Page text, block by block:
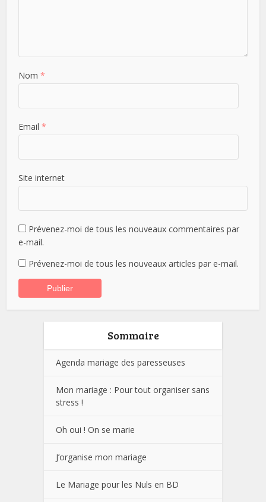
Nom *
Email *
Site internet
Prévenez-moi de tous les nouveaux commentaires par
e-mail.
Prévenez-moi de tous les nouveaux articles par e-mail.
Sommaire
Agenda mariage des paresseuses
Mon mariage : Pour tout organiser sans
stress !
Oh oui ! On se marie
J’organise mon mariage
Le Mariage pour les Nuls en BD